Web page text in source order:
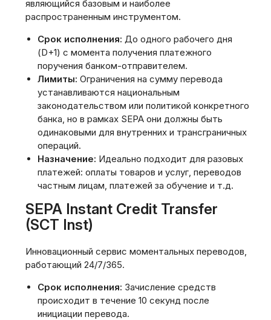
являющийся базовым и наиболее
распространенным инструментом.
Срок исполнения: До одного рабочего дня
(D+1) с момента получения платежного
поручения банком-отправителем.
Лимиты: Ограничения на сумму перевода
устанавливаются национальным
законодательством или политикой конкретного
банка‚ но в рамках SEPA они должны быть
одинаковыми для внутренних и трансграничных
операций.
Назначение: Идеально подходит для разовых
платежей: оплаты товаров и услуг‚ переводов
частным лицам‚ платежей за обучение и т.д.
SEPA Instant Credit Transfer
(SCT Inst)
Инновационный сервис моментальных переводов‚
работающий 24/7/365.
Срок исполнения: Зачисление средств
происходит в течение 10 секунд после
инициации перевода.